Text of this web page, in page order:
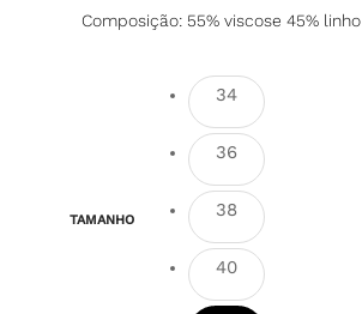
Composição: 55% viscose 45% linho
TAMANHO
34
36
38
40